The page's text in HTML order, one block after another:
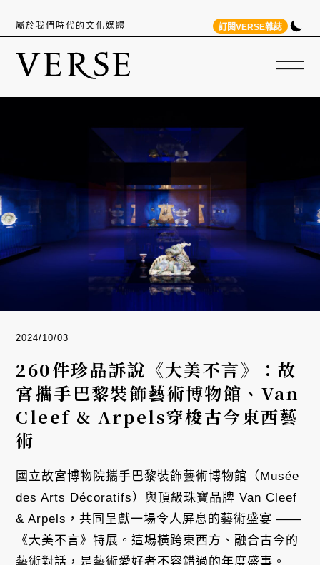
屬於我們時代的文化媒體 訂閱VERSE雜誌
2024/10/03
260件珍品訴說《大美不言》：故
宮攜手巴黎裝飾藝術博物館、Van
Cleef & Arpels穿梭古今東西藝
術
國立故宮博物院攜手巴黎裝飾藝術博物館（Musée
des Arts Décoratifs）與頂級珠寶品牌 Van Cleef
& Arpels，共同呈獻一場令人屏息的藝術盛宴 ——
《大美不言》特展。這場橫跨東西方、融合古今的
藝術對話，是藝術愛好者不容錯過的年度盛事。